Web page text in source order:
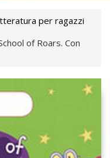
per ragazzi
of Roars. Con